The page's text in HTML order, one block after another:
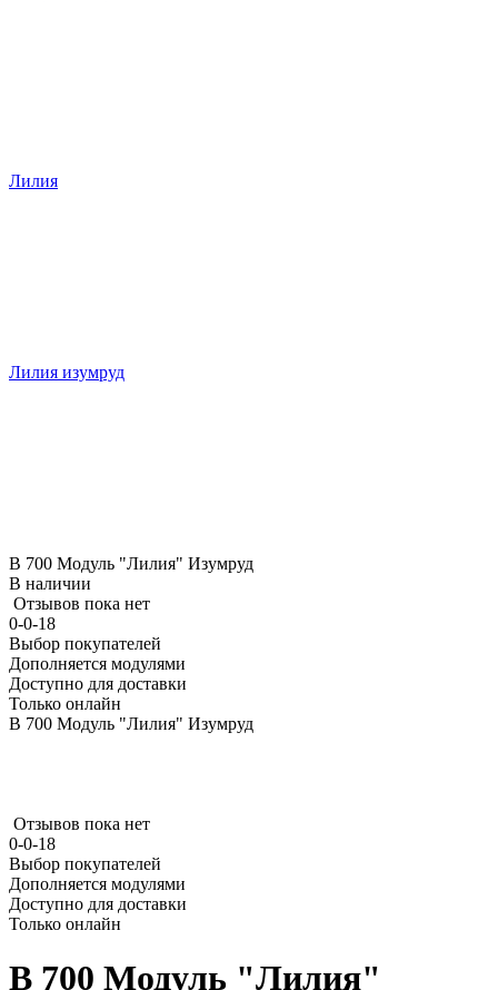
Лилия
Лилия изумруд
В 700 Модуль "Лилия" Изумруд
В наличии
Отзывов пока нет
0-0-18
Выбор покупателей
Дополняется модулями
Доступно для доставки
Только онлайн
В 700 Модуль "Лилия" Изумруд
Отзывов пока нет
0-0-18
Выбор покупателей
Дополняется модулями
Доступно для доставки
Только онлайн
В 700 Модуль "Лилия"